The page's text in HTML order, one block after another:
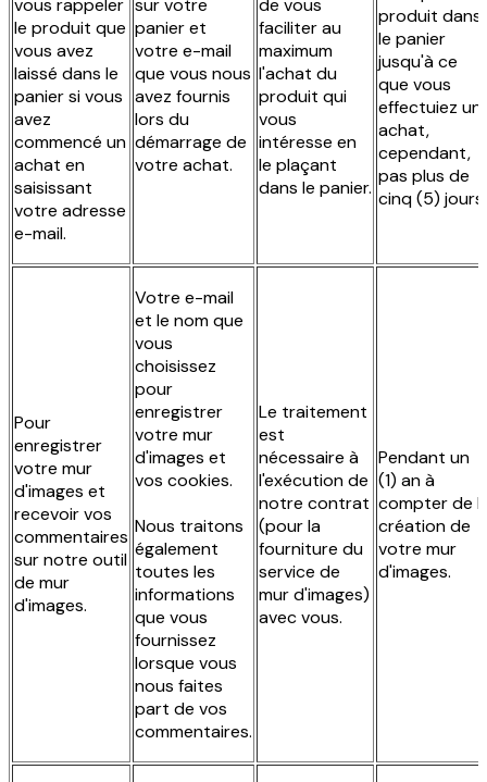
le produit que
vous avez
laissé dans le
panier si vous
avez
commencé un
achat en
saisissant
votre adresse
e-mail.
panier et
votre e-mail
que vous nous
avez fournis
lors du
démarrage de
votre achat.
faciliter au
maximum
l'achat du
produit qui
vous
intéresse en
le plaçant
dans le panier.
produit dans
le panier
jusqu'à ce
que vous
effectuiez un
achat,
cependant,
pas plus de
cinq (5) jours.
Pour
enregistrer
votre mur
d'images et
recevoir vos
commentaires
sur notre outil
de mur
d'images.
Votre e-mail
et le nom que
vous
choisissez
pour
enregistrer
votre mur
d'images et
vos cookies.
Nous traitons
également
toutes les
informations
que vous
fournissez
lorsque vous
nous faites
part de vos
commentaires.
Le traitement
est
nécessaire à
l'exécution de
notre contrat
(pour la
fourniture du
service de
mur d'images)
avec vous.
Pendant un
(1) an à
compter de
création de
votre mur
d'images.